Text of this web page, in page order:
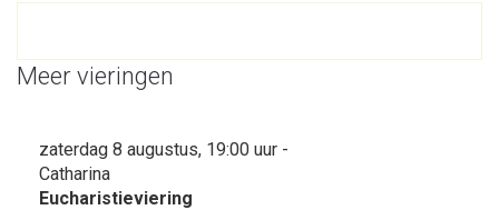
Meer vieringen
zaterdag 8 augustus, 19:00 uur -
Catharina
Eucharistieviering